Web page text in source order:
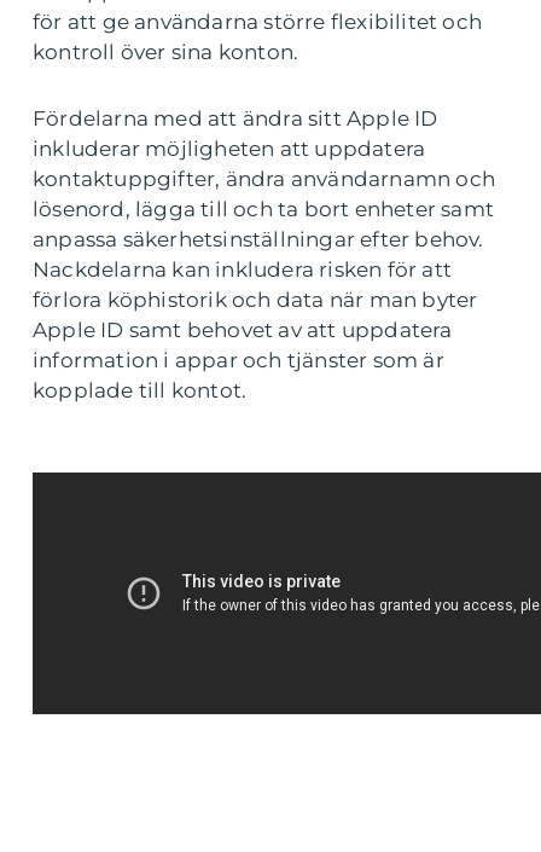
för att ge användarna större flexibilitet och
kontroll över sina konton.
Fördelarna med att ändra sitt Apple ID
inkluderar möjligheten att uppdatera
kontaktuppgifter, ändra användarnamn och
lösenord, lägga till och ta bort enheter samt
anpassa säkerhetsinställningar efter behov.
Nackdelarna kan inkludera risken för att
förlora köphistorik och data när man byter
Apple ID samt behovet av att uppdatera
information i appar och tjänster som är
kopplade till kontot.